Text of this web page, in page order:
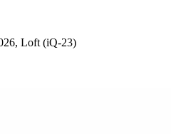
Loft (iQ-23)